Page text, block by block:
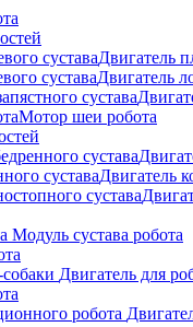
Двигатель
Двигатель
Мотор шеи робота
Двигатель
Модуль сустава робота
Двигатель для